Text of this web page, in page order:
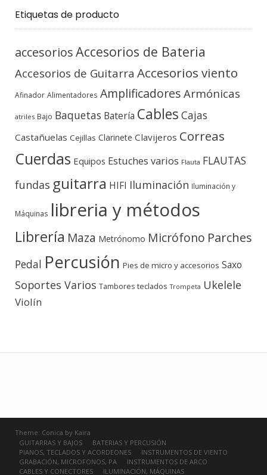
Etiquetas de producto
accesoriosAccesorios de Bateria
Accesorios de Guitarra Accesorios viento
Afinador Alimentadores Amplificadores Armónicas
atriles Bajo Baquetas Batería Cables Cajas
Castañuelas Cejillas Clarinete Clavijeros Correas
Cuerdas Equipos Estuches varios Flauta FLAUTAS
fundas guitarra HIFI Iluminación Iluminación y
Máquinas libreria y métodos
Librería Maza Metrónomo Micrófono Parches
Pedal Percusión Pies de micro y accesorios Saxo
Soportes Varios Tambores teclados Trompeta Ukelele
Violín
Theme: Conica by Kaira
GUITARRAS Y BAJOS
BATERIAS Y PERCUSIÓN
PIANOS, TECLADOS Y ACORDEONES
INSTRUMENTOS DE VIENTO
GRABACIÓN, MICROFONOS, PA
INSTRUMENTOS DE ARCO
CABLES Y CONECTORES
ILUMINACIÓN, MÁQUINAS